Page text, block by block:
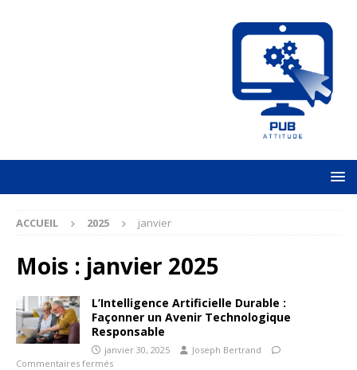
ACCUEIL 2025 janvier
Mois : janvier 2025
L’Intelligence Artificielle Durable :
Façonner un Avenir Technologique
Responsable
janvier 30, 2025
Joseph Bertrand
Commentaires fermés